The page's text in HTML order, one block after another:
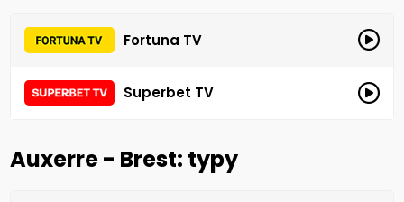
Fortuna TV
Superbet TV
Auxerre - Brest: typy